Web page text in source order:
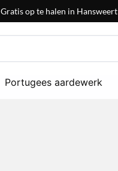
Gratis op te halen in Hansweert
Portugees aardewerk